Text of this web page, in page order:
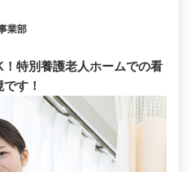
業部
！特別養護老人ホームでの看
す！